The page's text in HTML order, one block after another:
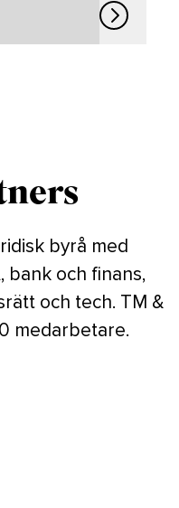
byrå med
bank och finans,
och tech. TM &
medarbetare.